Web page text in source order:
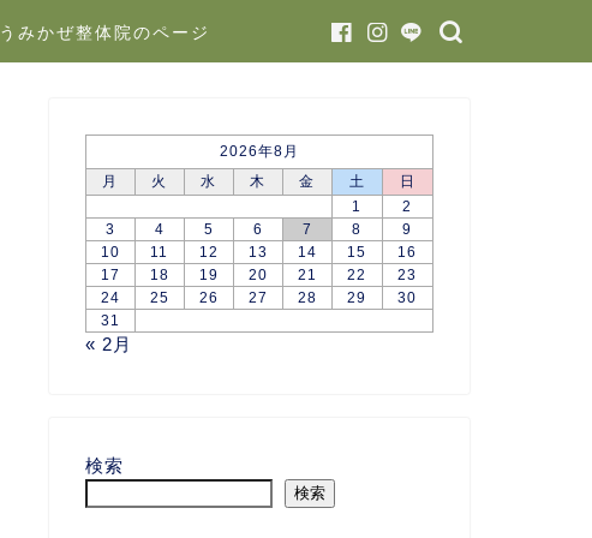
うみかぜ整体院のページ
2026年8月
月
火 水 木 金 土
日
1
2
3
4 5 6 7 8
9
10
11 12 13 14 15
16
17
18 19 20 21 22
23
24
25 26 27 28 29
30
31
« 2月
検索
検索